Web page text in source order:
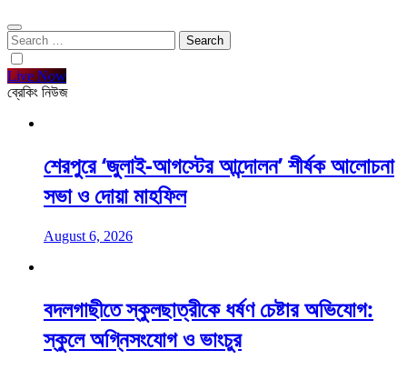
Search
for:
Live Now
ব্রেকিং নিউজ
শেরপুরে ‘জুলাই-আগস্টের আন্দোলন’ শীর্ষক আলোচনা
সভা ও দোয়া মাহফিল
August 6, 2026
বদলগাছীতে স্কুলছাত্রীকে ধর্ষণ চেষ্টার অভিযোগ:
স্কুলে অগ্নিসংযোগ ও ভাংচুর